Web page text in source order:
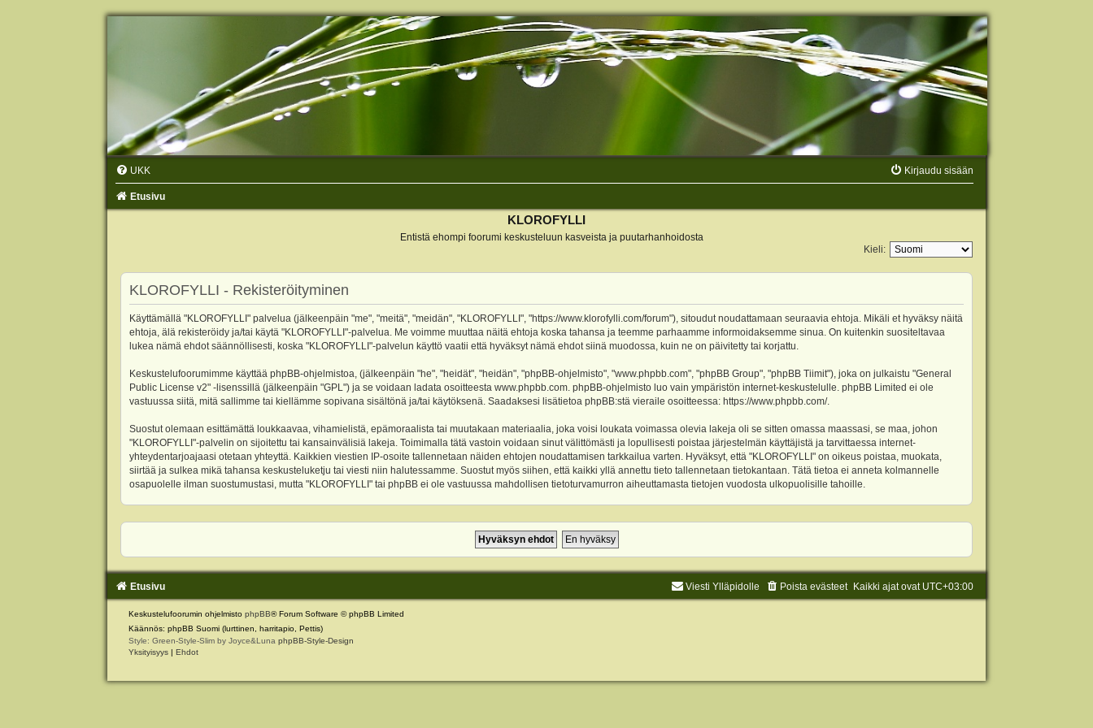
UKK Kirjaudu sisään
Etusivu
KLOROFYLLI
Entistä ehompi foorumi keskusteluun kasveista ja puutarhanhoidosta
Kieli:
KLOROFYLLI - Rekisteröityminen
Käyttämällä "KLOROFYLLI" palvelua (jälkeenpäin "me", "meitä", "meidän", "KLOROFYLLI", "https://www.klorofylli.com/forum"), sitoudut noudattamaan seuraavia ehtoja. Mikäli et hyväksy näitä
ehtoja, älä rekisteröidy ja/tai käytä "KLOROFYLLI"-palvelua. Me voimme muuttaa näitä ehtoja koska tahansa ja teemme parhaamme informoidaksemme sinua. On kuitenkin suositeltavaa
lukea nämä ehdot säännöllisesti, koska "KLOROFYLLI"-palvelun käyttö vaatii että hyväksyt nämä ehdot siinä muodossa, kuin ne on päivitetty tai korjattu.
Keskustelufoorumimme käyttää phpBB-ohjelmistoa, (jälkeenpäin "he", "heidät", "heidän", "phpBB-ohjelmisto", "www.phpbb.com", "phpBB Group", "phpBB Tiimit"), joka on julkaistu "General
Public License v2" -lisenssillä (jälkeenpäin "GPL") ja se voidaan ladata osoitteesta www.phpbb.com. phpBB-ohjelmisto luo vain ympäristön internet-keskustelulle. phpBB Limited ei ole
vastuussa siitä, mitä sallimme tai kiellämme sopivana sisältönä ja/tai käytöksenä. Saadaksesi lisätietoa phpBB:stä vieraile osoitteessa: https://www.phpbb.com/.
Suostut olemaan esittämättä loukkaavaa, vihamielistä, epämoraalista tai muutakaan materiaalia, joka voisi loukata voimassa olevia lakeja oli se sitten omassa maassasi, se maa, johon
"KLOROFYLLI"-palvelin on sijoitettu tai kansainvälisiä lakeja. Toimimalla tätä vastoin voidaan sinut välittömästi ja lopullisesti poistaa järjestelmän käyttäjistä ja tarvittaessa internet-
yhteydentarjoajaasi otetaan yhteyttä. Kaikkien viestien IP-osoite tallennetaan näiden ehtojen noudattamisen tarkkailua varten. Hyväksyt, että "KLOROFYLLI" on oikeus poistaa, muokata,
siirtää ja sulkea mikä tahansa keskusteluketju tai viesti niin halutessamme. Suostut myös siihen, että kaikki yllä annettu tieto tallennetaan tietokantaan. Tätä tietoa ei anneta kolmannelle
osapuolelle ilman suostumustasi, mutta "KLOROFYLLI" tai phpBB ei ole vastuussa mahdollisen tietoturvamurron aiheuttamasta tietojen vuodosta ulkopuolisille tahoille.
Etusivu Kaikki ajat ovat UTC+03:00
Poista evästeet
Viesti Ylläpidolle
Keskustelufoorumin ohjelmisto phpBB® Forum Software © phpBB Limited
Käännös: phpBB Suomi (lurttinen, harritapio, Pettis)
Style: Green-Style-Slim by Joyce&Luna phpBB-Style-Design
Yksityisyys | Ehdot